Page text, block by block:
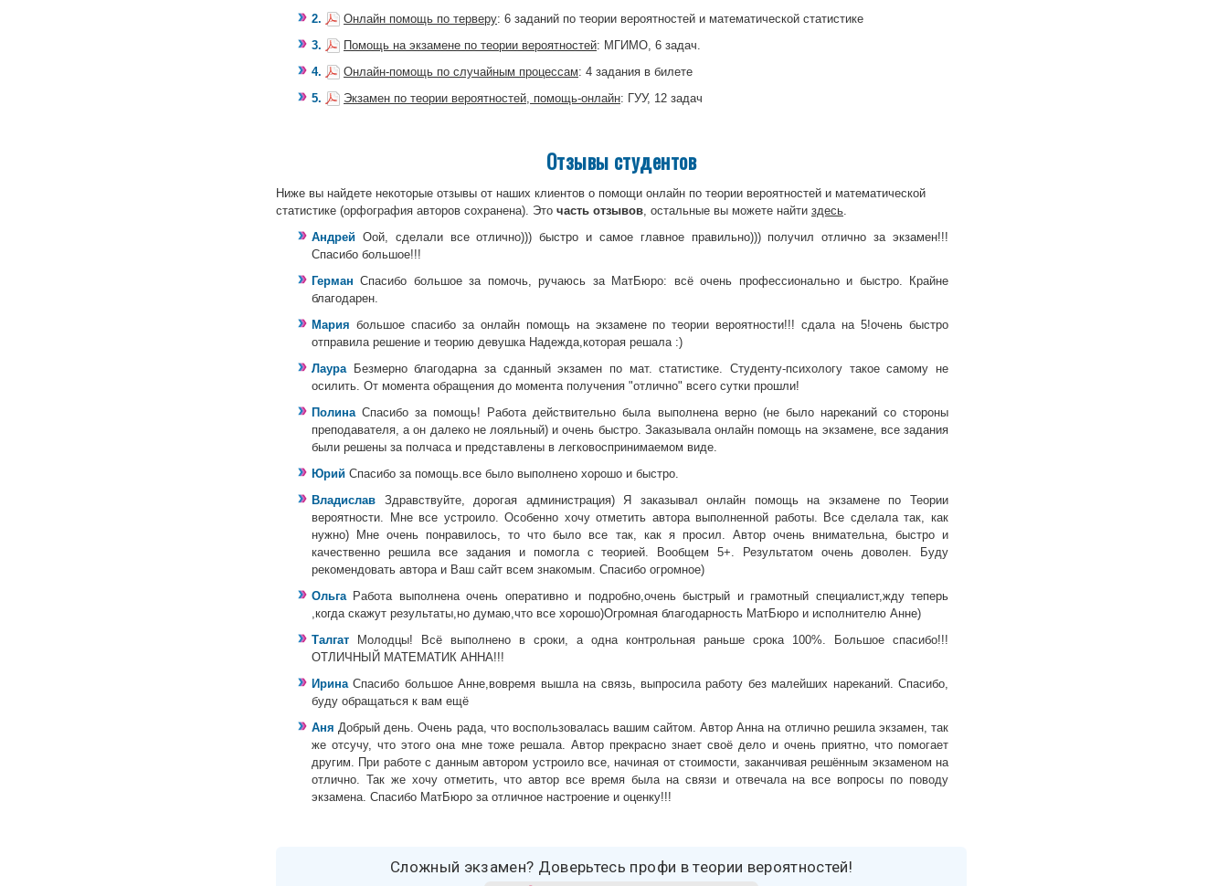
2.
Онлайн помощь по терверу: 6 заданий по теории вероятностей и математической статистике
3.
Помощь на экзамене по теории вероятностей: МГИМО, 6 задач.
4.
Онлайн-помощь по случайным процессам: 4 задания в билете
5.
Экзамен по теории вероятностей, помощь-онлайн: ГУУ, 12 задач
Отзывы студентов
Ниже вы найдете некоторые отзывы от наших клиентов о помощи онлайн по теории вероятностей и математической
статистике (орфография авторов сохранена). Это часть отзывов , остальные вы можете найти здесь
Андрей Оой, сделали все отлично))) быстро и самое главное правильно))) получил отлично за экзамен!!!
Спасибо большое!!!
ГерманСпасибо большое за помочь, ручаюсь за МатБюро: всё очень профессионально и быстро. Крайне
благодарен.
Мария большое спасибо за онлайн помощь на экзамене по теории вероятности!!! сдала на 5!очень быстро
отправила решение и теорию девушка Надежда,которая решала :)
Лаура Безмерно благодарна за сданный экзамен по мат. статистике. Студенту-психологу такое самому не
осилить. От момента обращения до момента получения "отлично" всего сутки прошли!
ПолинаСпасибо за помощь! Работа действительно была выполнена верно (не было нареканий со стороны
преподавателя, а он далеко не лояльный) и очень быстро. Заказывала онлайн помощь на экзамене, все задания
были решены за полчаса и представлены в легковоспринимаемом виде.
Юрий Спасибо за помощь.все было выполнено хорошо и быстро.
Владислав Здравствуйте, дорогая администрация) Я заказывал онлайн помощь на экзамене по Теории
вероятности. Мне все устроило. Особенно хочу отметить автора выполненной работы. Все сделала так, как
нужно) Мне очень понравилось, то что было все так, как я просил. Автор очень внимательна, быстро и
качественно решила все задания и помогла с теорией. Вообщем 5+. Результатом очень доволен. Буду
рекомендовать автора и Ваш сайт всем знакомым. Спасибо огромное)
Ольга Работа выполнена очень оперативно и подробно,очень быстрый и грамотный специалист,жду теперь
,когда скажут результаты,но думаю,что все хорошо)Огромная благодарность МатБюро и исполнителю Анне)
Талгат Молодцы! Всё выполнено в сроки, а одна контрольная раньше срока 100%. Большое спасибо!!!
ОТЛИЧНЫЙ МАТЕМАТИК АННА!!!
ИринаСпасибо большое Анне,вовремя вышла на связь, выпросила работу без малейших нареканий. Спасибо,
буду обращаться к вам ещё
Аня Добрый день. Очень рада, что воспользовалась вашим сайтом. Автор Анна на отлично решила экзамен, так
же отсучу, что этого она мне тоже решала. Автор прекрасно знает своё дело и очень приятно, что помогает
другим. При работе с данным автором устроило все, начиная от стоимости, заканчивая решённым экзаменом на
отлично. Так же хочу отметить, что автор все время была на связи и отвечала на все вопросы по поводу
экзамена. Спасибо МатБюро за отличное настроение и оценку!!!
Сложный экзамен? Доверьтесь профи в теории вероятностей!